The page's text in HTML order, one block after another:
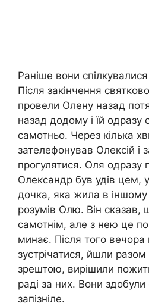
Раніше вони
Після закінчення
провели Олену назад
назад додому і їй одразу
самотньо. Через кілька
зателефонував Олексій і
прогулятися. Оля одразу
Олександр був удів цем,
дочка, яка жила в іншому
розумів Олю. Він сказав,
самотнім, але з нею це
минає. Після того вечора
зустрічатися, йшли разом
зрештою, вирішили
раді за них. Вони
запізніле.